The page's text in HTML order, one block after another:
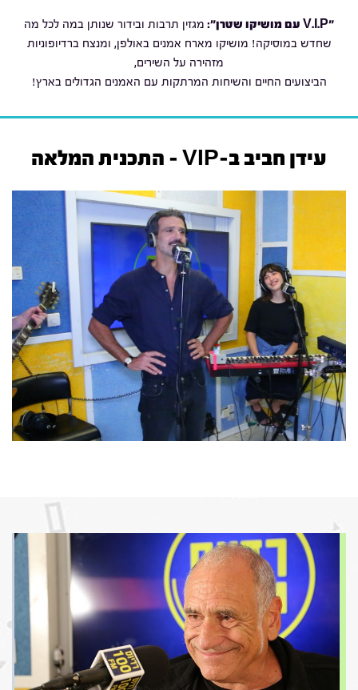
"V.I.P עם מושיקו שטרן ": מגזין תרבות ובידור שנותן במה לכל מה
שחדש במוסיקה! מושיקו מארח אמנים באולפן, ומנצח ברדיופוניות
מזהירה על השירים,
הביצועים החיים והשיחות המרתקות עם האמנים הגדולים בארץ!
עידן חביב ב-VIP - התכנית המלאה